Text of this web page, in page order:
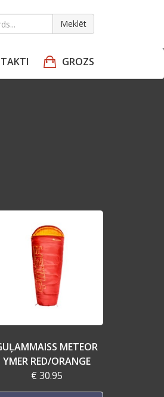
Meklēt
GROZS
METEOR
YMER RED/ORANGE
€ 30.95